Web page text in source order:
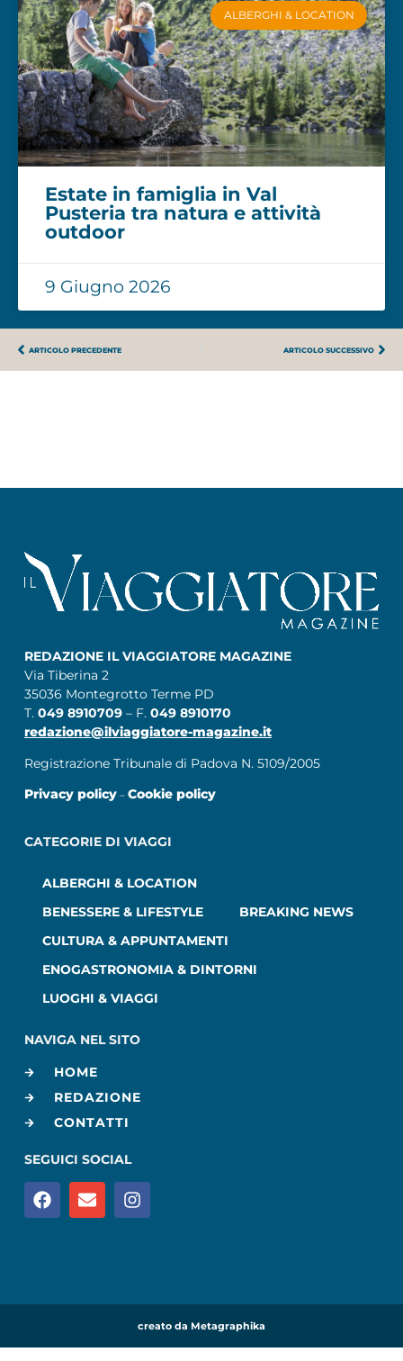
ALBERGHI & LOCATION
Estate in famiglia in Val
Pusteria tra natura e attività
outdoor
9 Giugno 2026
ARTICOLO PRECEDENTE ARTICOLO SUCCESSIVO
REDAZIONE IL VIAGGIATORE MAGAZINE
Via Tiberina 2
35036 Montegrotto Terme PD
T. 049 8910709 – F. 049 8910170
redazione@ilviaggiatore-magazine.it
Registrazione Tribunale di Padova N. 5109/2005
Privacy policy– Cookie policy
CATEGORIE DI VIAGGI
ALBERGHI & LOCATION
BENESSERE & LIFESTYLE
BREAKING NEWS
CULTURA & APPUNTAMENTI
ENOGASTRONOMIA & DINTORNI
LUOGHI & VIAGGI
NAVIGA NEL SITO
HOME
REDAZIONE
CONTATTI
SEGUICI SOCIAL
creato da Metagraphika